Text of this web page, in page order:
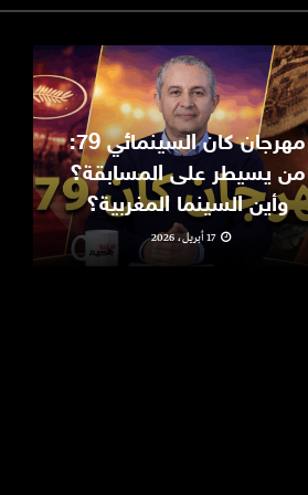
مهرجان كان السينمائي 79:
من يسيطر على المسابقة؟
وأين السينما المغربية؟
17 أبريل، 2026